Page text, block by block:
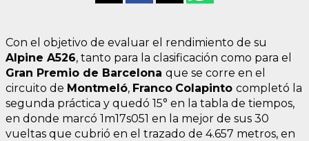
Con el objetivo de evaluar el rendimiento de su
Alpine A526, tanto para la clasificación como para el
Gran Premio de Barcelona que se corre en el
circuito de Montmeló, Franco Colapinto completó la
segunda práctica y quedó 15° en la tabla de tiempos,
en donde marcó 1m17s051 en la mejor de sus 30
vueltas que cubrió en el trazado de 4.657 metros, en